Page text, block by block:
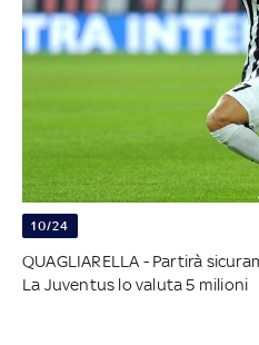
10/24
QUAGLIARELLA - Partirà
La Juventus lo valuta 5 milioni